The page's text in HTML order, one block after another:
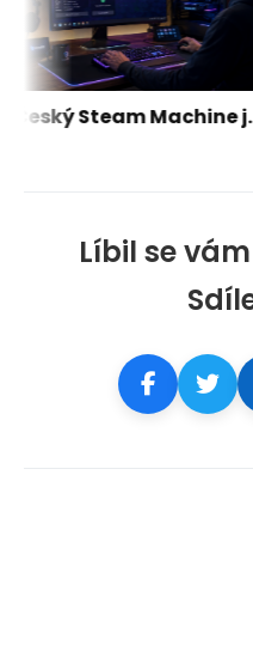
Líbil se
Český Steam Machine je tu. Alza začíná prodávat herní sestavy s Linuxem, který je skvělou náhradou za Windows